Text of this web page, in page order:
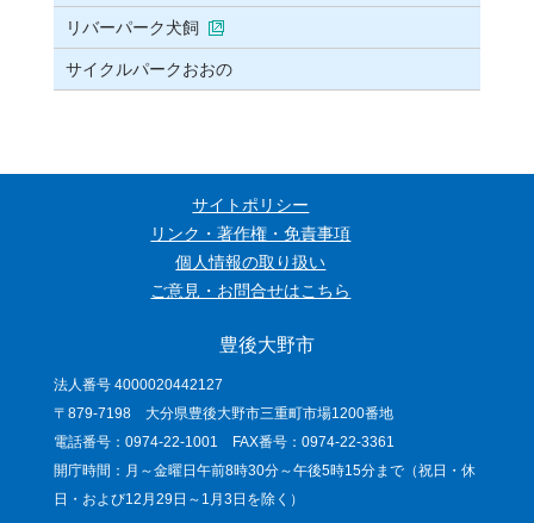
リバーパーク犬飼
サイクルパークおおの
サイトポリシー
リンク・著作権・免責事項
個人情報の取り扱い
ご意見・お問合せはこちら
豊後大野市
法人番号 4000020442127
〒879-7198 大分県豊後大野市三重町市場1200番地
電話番号：0974-22-1001 FAX番号：0974-22-3361
開庁時間：月～金曜日午前8時30分～午後5時15分まで（祝日・休
日・および12月29日～1月3日を除く）